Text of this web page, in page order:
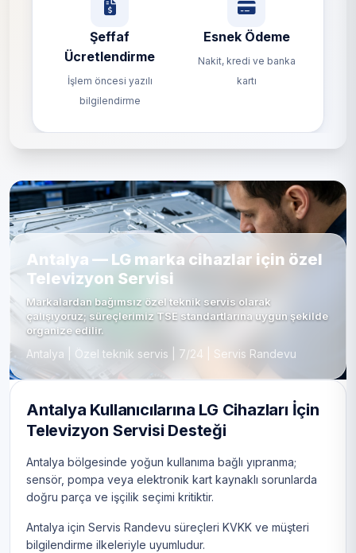
Şeffaf
Ücretlendirme
İşlem öncesi yazılı
bilgilendirme
Esnek Ödeme
Nakit, kredi ve banka
kartı
Antalya — LG marka cihazlar için özel
Televizyon Servisi
Markalardan bağımsız özel teknik servis olarak
çalışıyoruz; süreçlerimiz TSE standartlarına uygun şekilde
organize edilir.
Antalya | Özel teknik servis | 7/24 | Servis Randevu
Antalya Kullanıcılarına LG Cihazları İçin
Televizyon Servisi Desteği
Antalya bölgesinde yoğun kullanıma bağlı yıpranma;
sensör, pompa veya elektronik kart kaynaklı sorunlarda
doğru parça ve işçilik seçimi kritiktir.
Antalya için Servis Randevu süreçleri KVKK ve müşteri
bilgilendirme ilkeleriyle uyumludur.